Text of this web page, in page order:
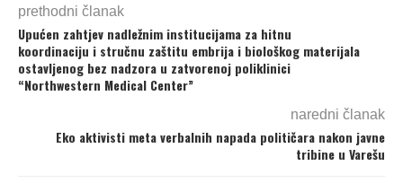
prethodni članak
Upućen zahtjev nadležnim institucijama za hitnu
koordinaciju i stručnu zaštitu embrija i biološkog materijala
ostavljenog bez nadzora u zatvorenoj poliklinici
“Northwestern Medical Center”
naredni članak
Eko aktivisti meta verbalnih napada političara nakon javne
tribine u Varešu